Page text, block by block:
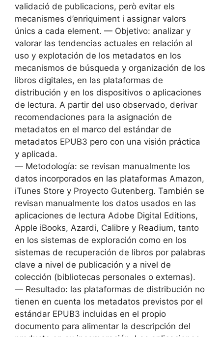
validació de publicacions, però evitar els
mecanismes d’enriquiment i assignar valors
únics a cada element. — Objetivo: analizar y
valorar las tendencias actuales en relación al
uso y explotación de los metadatos en los
mecanismos de búsqueda y organización de los
libros digitales, en las plataformas de
distribución y en los dispositivos o aplicaciones
de lectura. A partir del uso observado, derivar
recomendaciones para la asignación de
metadatos en el marco del estándar de
metadatos EPUB3 pero con una visión práctica
y aplicada.
— Metodología: se revisan manualmente los
datos incorporados en las plataformas Amazon,
iTunes Store y Proyecto Gutenberg. También se
revisan manualmente los datos usados en las
aplicaciones de lectura Adobe Digital Editions,
Apple iBooks, Azardi, Calibre y Readium, tanto
en los sistemas de exploración como en los
sistemas de recuperación de libros por palabras
clave a nivel de publicación y a nivel de
colección (bibliotecas personales o externas).
— Resultado: las plataformas de distribución no
tienen en cuenta los metadatos previstos por el
estándar EPUB3 incluidas en el propio
documento para alimentar la descripción del